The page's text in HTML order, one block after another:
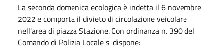
La seconda domenica ecologica è indetta il 6 novembre
2022 e comporta il divieto di circolazione veicolare
nell'area di piazza Stazione. Con ordinanza n. 390 del
Comando di Polizia Locale si dispone: